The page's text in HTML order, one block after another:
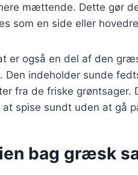
mættende. Dette gør
som en side eller
er også en del af den
Den indeholder sunde
fra de friske grøntsager.
at spise sundt uden at gå
bag græsk